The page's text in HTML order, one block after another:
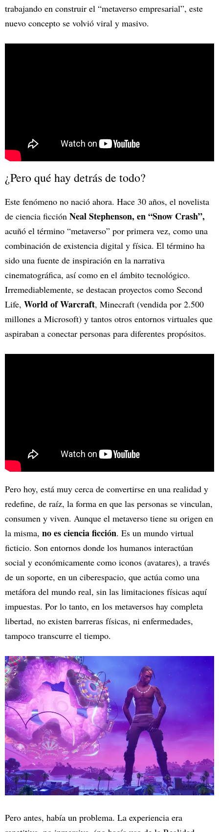
trabajando en construir el “metaverso empresarial”, este
nuevo concepto se volvió viral y masivo.
¿Pero qué hay detrás de todo?
Este fenómeno no nació ahora. Hace 30 años, el novelista
de ciencia ficción Neal Stephenson, en “Snow Crash”,
acuñó el término “metaverso” por primera vez, como una
combinación de existencia digital y física. El término ha
sido una fuente de inspiración en la narrativa
cinematográfica, así como en el ámbito tecnológico.
Irremediablemente, se destacan proyectos como Second
Life, World of Warcraft, Minecraft (vendida por 2.500
millones a Microsoft) y tantos otros entornos virtuales que
aspiraban a conectar personas para diferentes propósitos.
Pero hoy, está muy cerca de convertirse en una realidad y
redefine, de raíz, la forma en que las personas se vinculan,
consumen y viven. Aunque el metaverso tiene su origen en
la misma, no es ciencia ficción. Es un mundo virtual
ficticio. Son entornos donde los humanos interactúan
social y económicamente como iconos (avatares), a través
de un soporte, en un ciberespacio, que actúa como una
metáfora del mundo real, sin las limitaciones físicas aquí
impuestas. Por lo tanto, en los metaversos hay completa
libertad, no existen barreras físicas, ni enfermedades,
tampoco transcurre el tiempo.
Pero antes, había un problema. La experiencia era